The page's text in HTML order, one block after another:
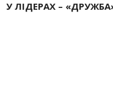
У ЛІДЕРАХ –